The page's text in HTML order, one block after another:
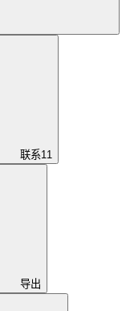
联系11
导出